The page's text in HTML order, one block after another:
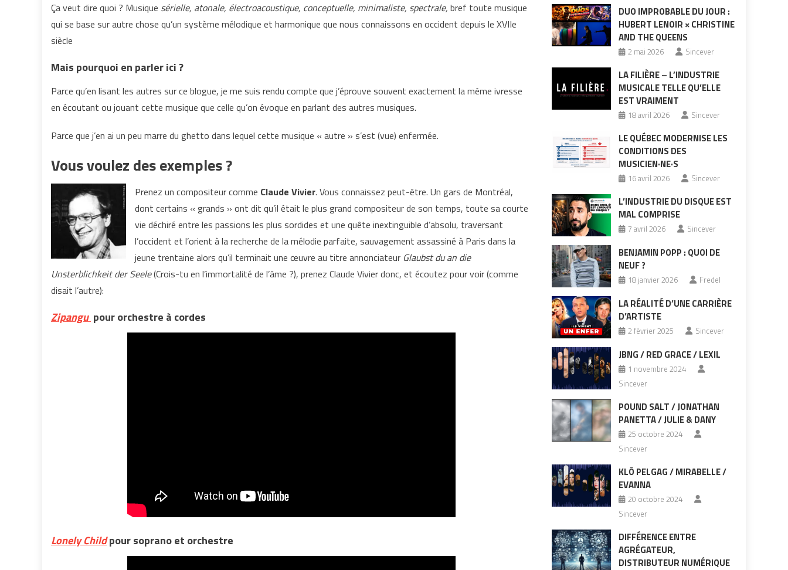
Ça veut dire quoi ? Musique sérielle, atonale, électroacoustique, conceptuelle, minimaliste, spectrale, bref toute musique
qui se base sur autre chose qu’un système mélodique et harmonique que nous connaissons en occident depuis le XVIIe
siècle
Mais pourquoi en parler ici ?
Parce qu’en lisant les autres sur ce blogue, je me suis rendu compte que j’éprouve souvent exactement la même ivresse
en écoutant ou jouant cette musique que celle qu’on évoque en parlant des autres musiques.
Parce que j’en ai un peu marre du ghetto dans lequel cette musique « autre » s’est (vue) enfermée.
Vous voulez des exemples ?
Prenez un compositeur comme Claude Vivier. Vous connaissez peut-être. Un gars de Montréal,
dont certains « grands » ont dit qu’il était le plus grand compositeur de son temps, toute sa courte
vie déchiré entre les passions les plus sordides et une quête inextinguible d’absolu, traversant
l’occident et l’orient à la recherche de la mélodie parfaite, sauvagement assassiné à Paris dans la
jeune trentaine alors qu’il terminait une œuvre au titre annonciateur Glaubst du an die
Unsterblichkeit der Seele(Crois-tu en l’immortalité de l’âme ?), prenez Claude Vivier donc, et écoutez pour voir (comme
disait l’autre):
Zipangupour orchestre à cordes
Lonely Childpour soprano et orchestre
DUO IMPROBABLE DU JOUR :
HUBERT LENOIR × CHRISTINE
AND THE QUEENS
2 mai 2026 Sincever
LA FILIÈRE – L’INDUSTRIE
MUSICALE TELLE QU’ELLE
EST VRAIMENT
18 avril 2026 Sincever
LE QUÉBEC MODERNISE LES
CONDITIONS DES
MUSICIEN·NE·S
16 avril 2026 Sincever
L’INDUSTRIE DU DISQUE EST
MAL COMPRISE
7 avril 2026 Sincever
BENJAMIN POPP : QUOI DE
NEUF ?
18 janvier 2026 Fredel
LA RÉALITÉ D’UNE CARRIÈRE
D’ARTISTE
2 février 2025 Sincever
JBNG / RED GRACE / LEXIL
1 novembre 2024
Sincever
POUND SALT / JONATHAN
PANETTA / JULIE & DANY
25 octobre 2024
Sincever
KLÔ PELGAG / MIRABELLE /
EVANNA
20 octobre 2024
Sincever
DIFFÉRENCE ENTRE
AGRÉGATEUR,
DISTRIBUTEUR NUMÉRIQUE